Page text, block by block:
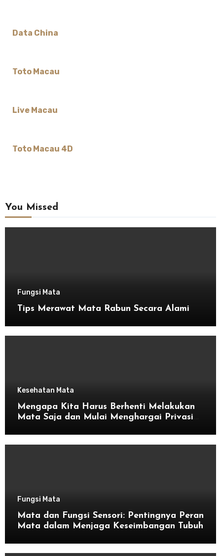
Data China
Toto Macau
Live Macau
Toto Macau 4D
You Missed
Fungsi Mata
Tips Merawat Mata Rabun Secara Alami
Kesehatan Mata
Mengapa Kita Harus Berhenti Melakukan
Mata Saja dan Mulai Menghargai Privasi
Fungsi Mata
Mata dan Fungsi Sensori: Pentingnya Peran
Mata dalam Menjaga Keseimbangan Tubuh